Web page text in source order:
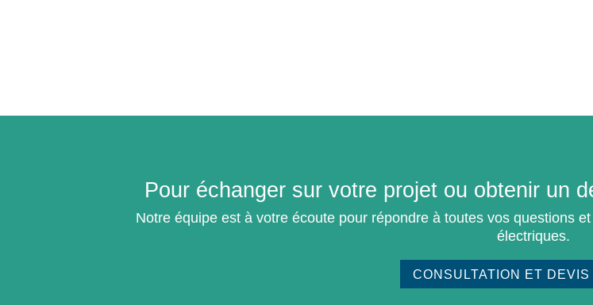
Pour échanger sur votre projet ou obtenir un
Notre équipe est à votre écoute pour répondre à toutes vos questions
électriques.
CONSULTATION ET DEVIS